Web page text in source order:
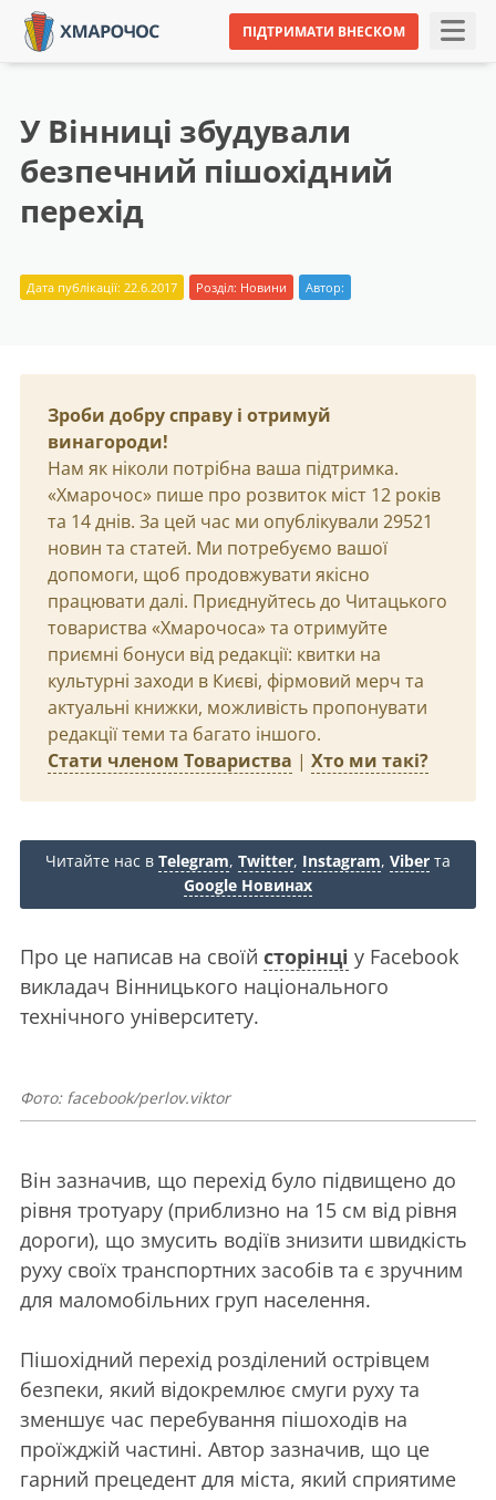
ПІДТРИМАТИ ВНЕСКОМ
У Вінниці збудували
безпечний пішохідний
перехід
Дата публікації: 22.6.2017 Розділ: Новини Автор:
Зроби добру справу і отримуй
винагороди!
Нам як ніколи потрібна ваша підтримка.
«Хмарочос» пише про розвиток міст 12 років
та 14 днів. За цей час ми опублікували 29521
новин та статей. Ми потребуємо вашої
допомоги, щоб продовжувати якісно
працювати далі. Приєднуйтесь до Читацького
товариства «Хмарочоса» та отримуйте
приємні бонуси від редакції: квитки на
культурні заходи в Києві, фірмовий мерч та
актуальні книжки, можливість пропонувати
редакції теми та багато іншого.
Стати членом Товариства | Хто ми такі?
Читайте нас в Telegram, Twitter, Instagram, Viber та
Google Новинах
Про це написав на своїй сторінці у Facebook
викладач Вінницького національного
технічного університету.
Фото: facebook/perlov.viktor
Він зазначив, що перехід було підвищено до
рівня тротуару (приблизно на 15 см від рівня
дороги), що змусить водіїв знизити швидкість
руху своїх транспортних засобів та є зручним
для маломобільних груп населення.
Пішохідний перехід розділений острівцем
безпеки, який відокремлює смуги руху та
зменшує час перебування пішоходів на
проїжджій частині. Автор зазначив, що це
гарний прецедент для міста, який сприятиме